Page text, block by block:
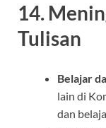
14.
Tulisan
Belajar
lain di
dan